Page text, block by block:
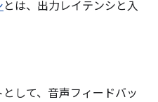
とは、出力レイテンシと入
して、音声フィードバッ